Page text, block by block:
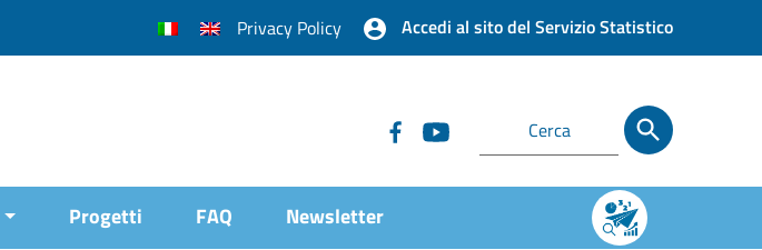
Privacy Policy Accedi al sito del Servizio Statistico
Progetti FAQ Newsletter